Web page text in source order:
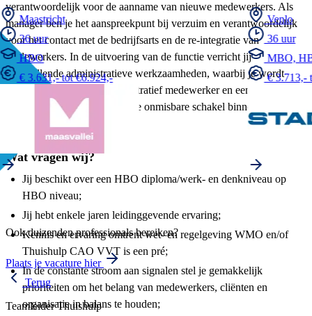
verantwoordelijk voor de aanname van nieuwe medewerkers. Als
manager ben je het aanspreekpunt bij verzuim en verantwoordelijk
voor het contact met de bedrijfsarts en de re-integratie van
medewerkers. In de uitvoering van de functie verricht jij
verschillende administratieve werkzaamheden, waarbij je wordt
ondersteund door een administratief medewerker en een planner. Al
met al ben je in deze functie de onmisbare schakel binnen
Zuyderland Thuishulp.
Wat vragen wij?
Jij beschikt over een HBO diploma/werk- en denkniveau op
HBO niveau;
Jij hebt enkele jaren leidinggevende ervaring;
Kennis en ervaring omtrent wet- en regelgeving WMO en/of
Thuishulp CAO VVT is een pré;
In de constante stroom aan signalen stel je gemakkelijk
prioriteiten om het belang van medewerkers, cliënten en
organisatie in balans te houden;
Maastricht
36 uur
HBO
€ 3.631,- tot €6.924,-
Venlo
36 uur
MBO,
€ 3.713,-
Ook duizenden professionals bereiken?
Plaats je vacature hier
Terug
Teamleider Thuishulp